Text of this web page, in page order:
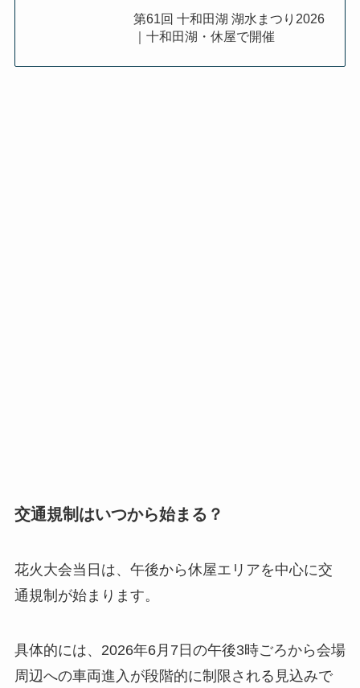
第61回 十和田湖 湖水まつり2026
｜十和田湖・休屋で開催
交通規制はいつから始まる？
花火大会当日は、午後から休屋エリアを中心に交
通規制が始まります。
具体的には、2026年6月7日の午後3時ごろから会場
周辺への車両進入が段階的に制限される見込みで